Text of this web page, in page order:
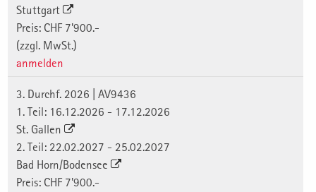
Stuttgart
Preis: CHF 7'900.-
(zzgl. MwSt.)
anmelden
3. Durchf. 2026 | AV9436
1. Teil: 16.12.2026 - 17.12.2026
St. Gallen
2. Teil: 22.02.2027 - 25.02.2027
Bad Horn/Bodensee
Preis: CHF 7'900.-